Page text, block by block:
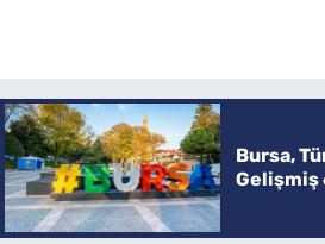
Bursa,
Gelişmiş